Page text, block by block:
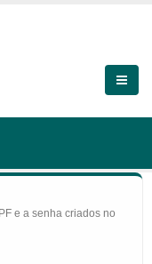
e a senha criados no